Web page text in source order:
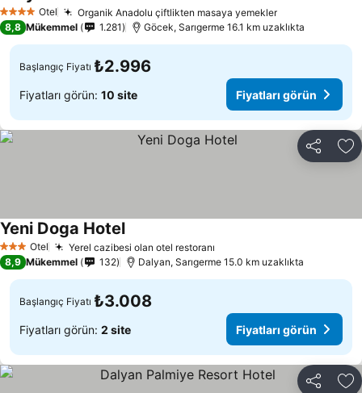
4 Yıldız Otel Organik Anadolu çiftlikten masaya yemekler
8,8 Mükemmel 1.281 Göcek, Sarıgerme 16.1 km uzaklıkta
Başlangıç Fiyatı ₺2.996
Fiyatları görün: 10 site Fiyatları görün
Paylaş
3 YıldızOtel Yerel cazibesi olan otel restoranı
Yeni Doga Hotel
8,9 Mükemmel 132 Dalyan, Sarıgerme 15.0 km uzaklıkta
Başlangıç Fiyatı ₺3.008
Fiyatları görün: 2 site Fiyatları görün
Paylaş